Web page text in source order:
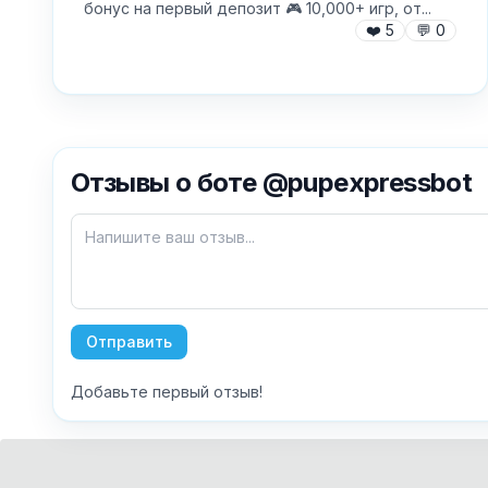
бонус на первый депозит 🎮 10,000+ игр, от...
❤️ 5 💬 0
Отзывы о боте @pupexpressbot
Отправить
Добавьте первый отзыв!